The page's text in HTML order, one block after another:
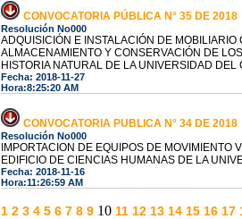
CONVOCATORIA PÚBLICA N° 35 DE 2018
Resolución No000
ADQUISICIÓN E INSTALACIÓN DE
ALMACENAMIENTO Y CONSERVACIÓN DE
HISTORIA NATURAL DE LA UNIVERSIDAD DEL
Fecha: 2018-11-27
Hora:8:25:20 AM
CONVOCATORIA PUBLICA N° 34 DE 2018
Resolución No000
IMPORTACION DE EQUIPOS DE
EDIFICIO DE CIENCIAS HUMANAS DE LA
Fecha: 2018-11-16
Hora:11:26:59 AM
1 2 3 4 5 6 7 8 9 10 11 12 13 14 15 16 17